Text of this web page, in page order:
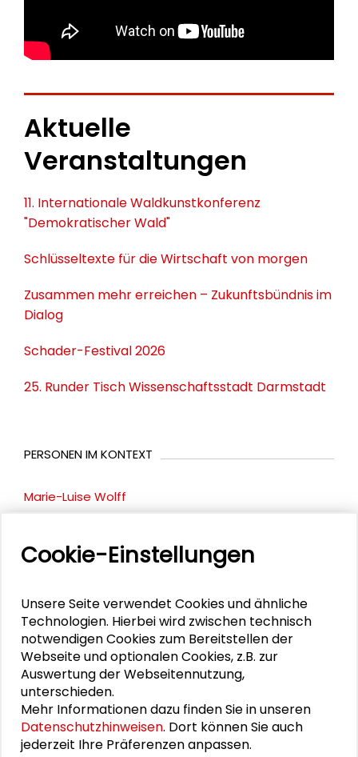
Aktuelle
Veranstaltungen
11. Internationale Waldkunstkonferenz
"Demokratischer Wald"
Schlüsseltexte für die Wirtschaft von morgen
Zusammen mehr erreichen – Zukunftsbündnis im
Dialog
Schader-Festival 2026
25. Runder Tisch Wissenschaftsstadt Darmstadt
PERSONEN IM KONTEXT
Marie-Luise Wolff
Lars Hennemann
DOWNLOADS
Programm
VIDEO
Cookie-Einstellungen
Unsere Seite verwendet Cookies und ähnliche
Technologien. Hierbei wird zwischen technisch
notwendigen Cookies zum Bereitstellen der
Webseite und optionalen Cookies, z.B. zur
Auswertung der Webseitennutzung,
unterschieden.
Mehr Informationen dazu finden Sie in unseren
Datenschutzhinweisen. Dort können Sie auch
jederzeit Ihre Präferenzen anpassen.